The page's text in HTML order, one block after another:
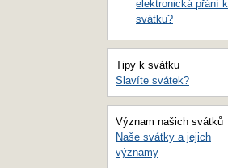
elektronická přání k
svátku?
Tipy k svátku
Slavíte svátek?
Význam našich svátků
Naše svátky a jejich
významy